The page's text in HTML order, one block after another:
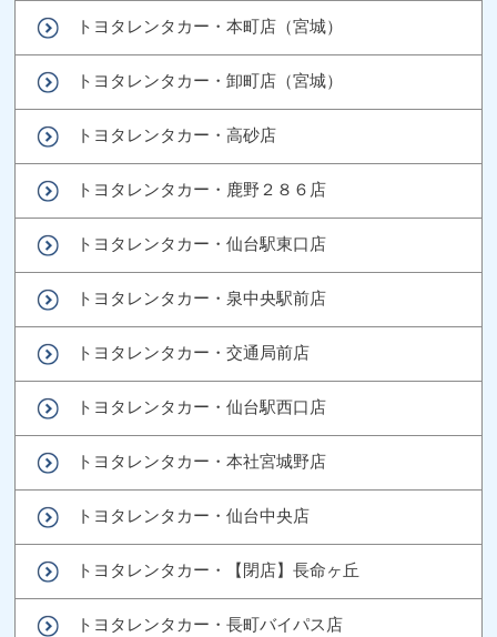
トヨタレンタカー・本町店（宮城）
トヨタレンタカー・卸町店（宮城）
トヨタレンタカー・高砂店
トヨタレンタカー・鹿野２８６店
トヨタレンタカー・仙台駅東口店
トヨタレンタカー・泉中央駅前店
トヨタレンタカー・交通局前店
トヨタレンタカー・仙台駅西口店
トヨタレンタカー・本社宮城野店
トヨタレンタカー・仙台中央店
トヨタレンタカー・【閉店】長命ヶ丘
トヨタレンタカー・長町バイパス店